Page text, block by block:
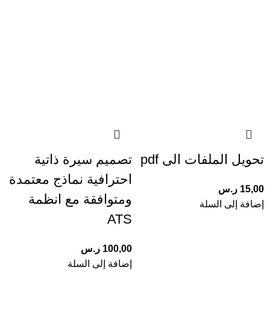
تحويل الملفات الى pdf
15,00 ر.س
إضافة إلى السلة
تصميم سيرة ذاتية
احترافية نماذج معتمدة
ومتوافقة مع انظمة
ATS
100,00 ر.س
إضافة إلى السلة